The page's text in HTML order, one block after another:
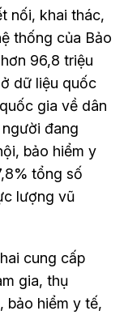
nối, khai thác,
thống của Bảo
96,8 triệu
dữ liệu quốc
gia về dân
đang
bảo hiểm y
tổng số
lượng vũ
cung cấp
gia, thụ
bảo hiểm y tế,